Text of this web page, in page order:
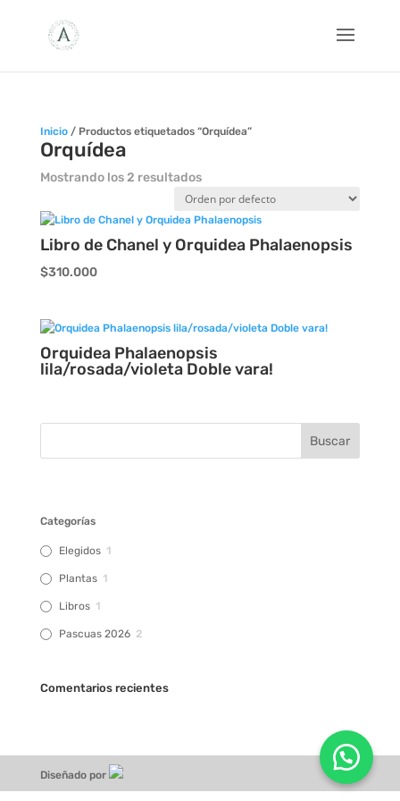
Inicio/ Productos etiquetados “Orquídea”
Orquídea
Mostrando los 2 resultados
Libro de Chanel y Orquidea Phalaenopsis
$310.000
Orquidea Phalaenopsis
lila/rosada/violeta Doble vara!
Categorías
Elegidos 1
Plantas 1
Libros 1
Pascuas 2026 2
Comentarios recientes
Diseñado por